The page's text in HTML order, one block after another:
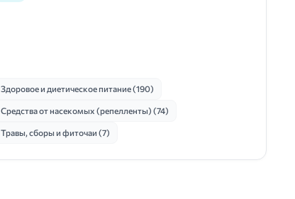
Здоровое и диетическое питание (190)
Средства от насекомых (репелленты) (74)
Травы, сборы и фиточаи (7)